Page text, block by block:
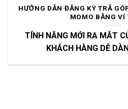
HƯỚNG DẪN ĐĂNG KÝ TRẢ
MOMO BẰNG VÍ
TÍNH NĂNG MỚI RA MẮT
KHÁCH HÀNG DỄ